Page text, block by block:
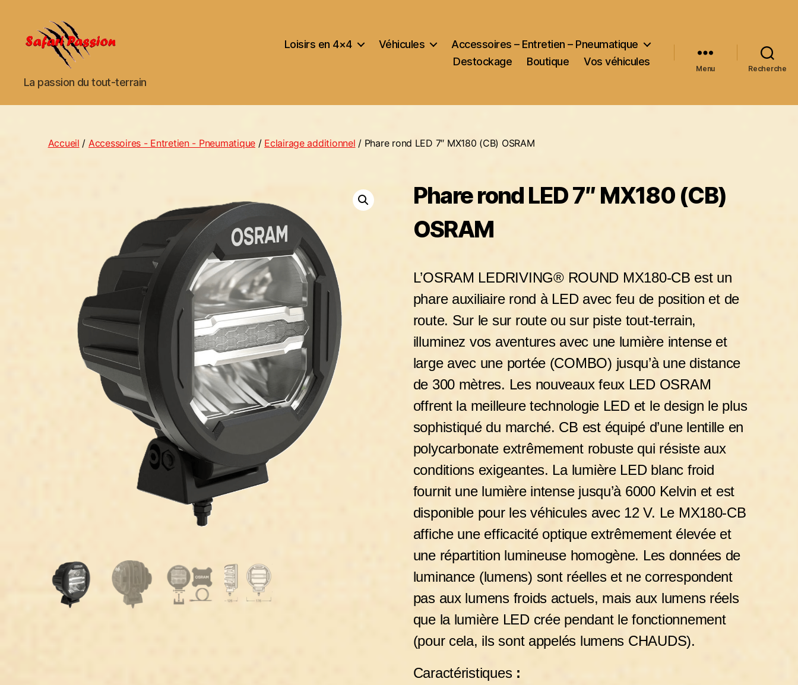
La passion du tout-terrain
Loisirs en 4×4 Véhicules
Accessoires – Entretien – Pneumatique
Destockage
Boutique Vos véhicules
Menu Recherche
Accueil / Accessoires - Entretien - Pneumatique/ Eclairage additionnel / Phare rond LED 7″ MX180 (CB) OSRAM
Phare rond LED 7″ MX180 (CB)
OSRAM
L’OSRAM LEDRIVING® ROUND MX180-CB est un
phare auxiliaire rond à LED avec feu de position et de
route. Sur le sur route ou sur piste tout-terrain,
illuminez vos aventures avec une lumière intense et
large avec une portée (COMBO) jusqu’à une distance
de 300 mètres. Les nouveaux feux LED OSRAM
offrent la meilleure technologie LED et le design le plus
sophistiqué du marché. CB est équipé d’une lentille en
polycarbonate extrêmement robuste qui résiste aux
conditions exigeantes. La lumière LED blanc froid
fournit une lumière intense jusqu’à 6000 Kelvin et est
disponible pour les véhicules avec 12 V. Le MX180-CB
affiche une efficacité optique extrêmement élevée et
une répartition lumineuse homogène. Les données de
luminance (lumens) sont réelles et ne correspondent
pas aux lumens froids actuels, mais aux lumens réels
que la lumière LED crée pendant le fonctionnement
(pour cela, ils sont appelés lumens CHAUDS).
Caractéristiques: